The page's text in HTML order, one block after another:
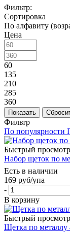
Фильтр:
Сортировка
По алфавиту
Цена
60
135
210
285
360
Показать
Фильтр
По популярности
Быстрый просмотр
Набор щеток по
Есть в наличии
169 руб/упа
-
В корзину
Быстрый просмотр
Щетка по металлу